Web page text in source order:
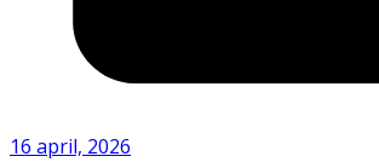
16 april, 2026